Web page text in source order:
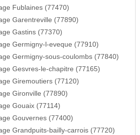
Fublaines (77470)
Garentreville (77890)
Gastins (77370)
Germigny-l-eveque (77910)
Germigny-sous-coulombs (77840)
Gesvres-le-chapitre (77165)
Giremoutiers (77120)
Gironville (77890)
Gouaix (77114)
Gouvernes (77400)
Grandpuits-bailly-carrois (77720)